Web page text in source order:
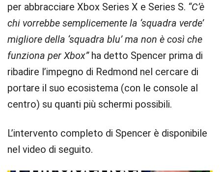
per abbracciare Xbox Series X e Series S. “C’è
chi vorrebbe semplicemente la ‘squadra verde’
migliore della ‘squadra blu’ ma non è così che
funziona per Xbox” ha detto Spencer prima di
ribadire l’impegno di Redmond nel cercare di
portare il suo ecosistema (con le console al
centro) su quanti più schermi possibili.
L’intervento completo di Spencer è disponibile
nel video di seguito.